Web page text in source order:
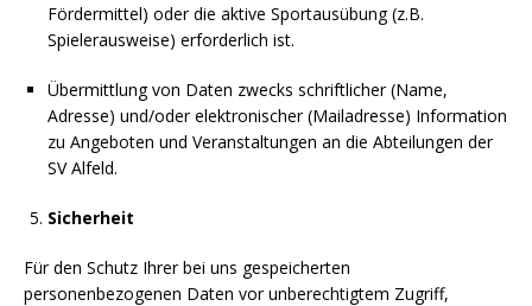
Fördermittel) oder die aktive Sportausübung (z.B.
Spielerausweise) erforderlich ist.
Übermittlung von Daten zwecks schriftlicher (Name,
Adresse) und/oder elektronischer (Mailadresse) Information
zu Angeboten und Veranstaltungen an die Abteilungen der
SV Alfeld.
Sicherheit
Für den Schutz Ihrer bei uns gespeicherten
personenbezogenen Daten vor unberechtigtem Zugriff,